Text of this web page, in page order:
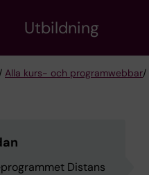
Utbildning
/ Alla kurs- och programwebbar/
Distans